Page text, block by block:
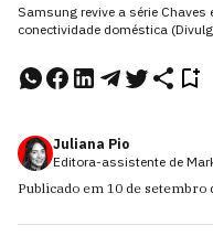
Samsung revive a série
conectividade doméstica
Juliana Pio
Editora-assistente de
Publicado em 10 de setembro